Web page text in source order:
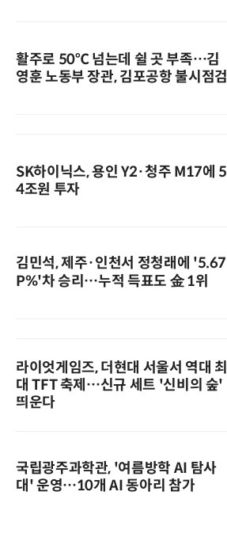
활주로 50℃ 넘는데 쉴 곳 부족…김
영훈 노동부 장관, 김포공항 불시점검
SK하이닉스, 용인 Y2·청주 M17에 5
4조원 투자
김민석, 제주·인천서 정청래에 '5.67
P%'차 승리…누적 득표도 金 1위
라이엇게임즈, 더현대 서울서 역대 최
대 TFT 축제…신규 세트 '신비의 숲'
띄운다
국립광주과학관, '여름방학 AI 탐사
대' 운영…10개 AI 동아리 참가